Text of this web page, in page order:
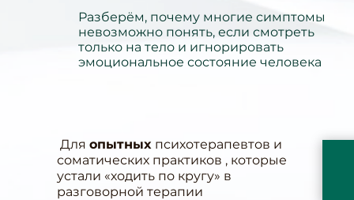
Разберём, почему многие симптомы
невозможно понять, если смотреть
только на тело и игнорировать
эмоциональное состояние человека
Для опытных психотерапевтов и
соматических практиков , которые
устали «ходить по кругу» в
разговорной терапии